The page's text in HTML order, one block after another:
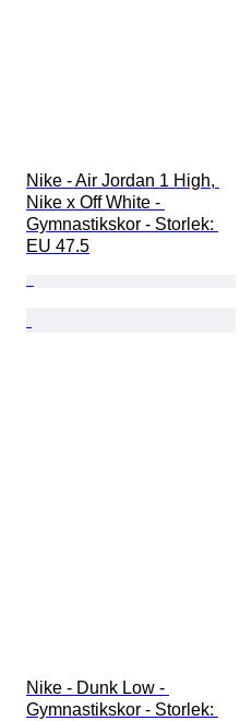
Nike - Air Jordan 1 High,
Nike x Off White -
Gymnastikskor - Storlek:
EU 47.5
Nike - Dunk Low -
Gymnastikskor - Storlek: